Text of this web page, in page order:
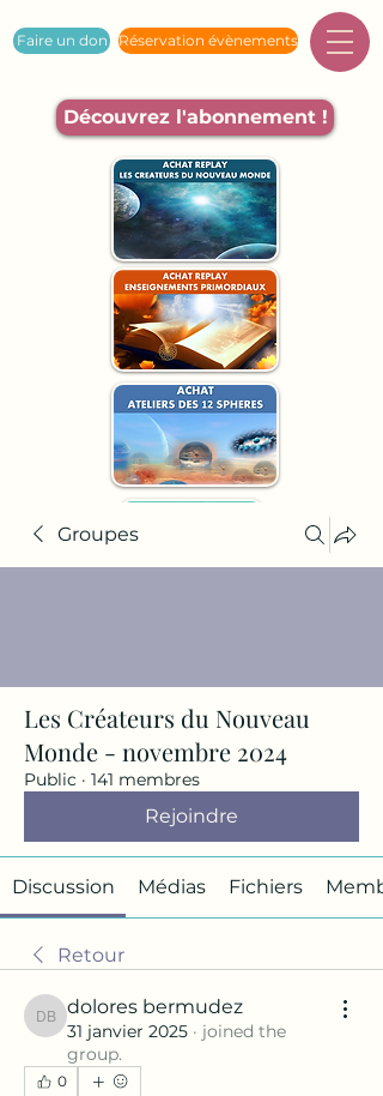
Faire un don Réservation évènements
Découvrez l'abonnement !
Groupes
Les Créateurs du Nouveau
Monde - novembre 2024
Public · 141 membres
Rejoindre
Discussion Médias Fichiers
Retour
dolores bermudez
dolores bermudez
31 janvier 2025 · joined the
group.
0